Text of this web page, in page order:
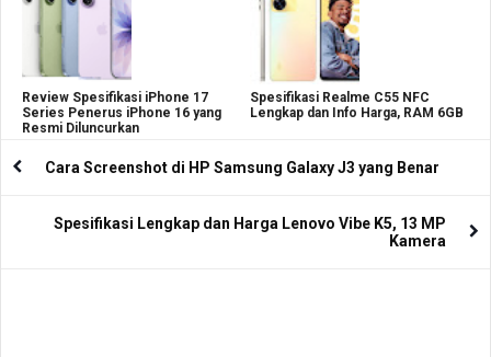
Review Spesifikasi iPhone 17
Series Penerus iPhone 16 yang
Resmi Diluncurkan
Spesifikasi Realme C55 NFC
Lengkap dan Info Harga, RAM 6GB
Cara Screenshot di HP Samsung Galaxy J3 yang Benar
Spesifikasi Lengkap dan Harga Lenovo Vibe K5, 13 MP
Kamera